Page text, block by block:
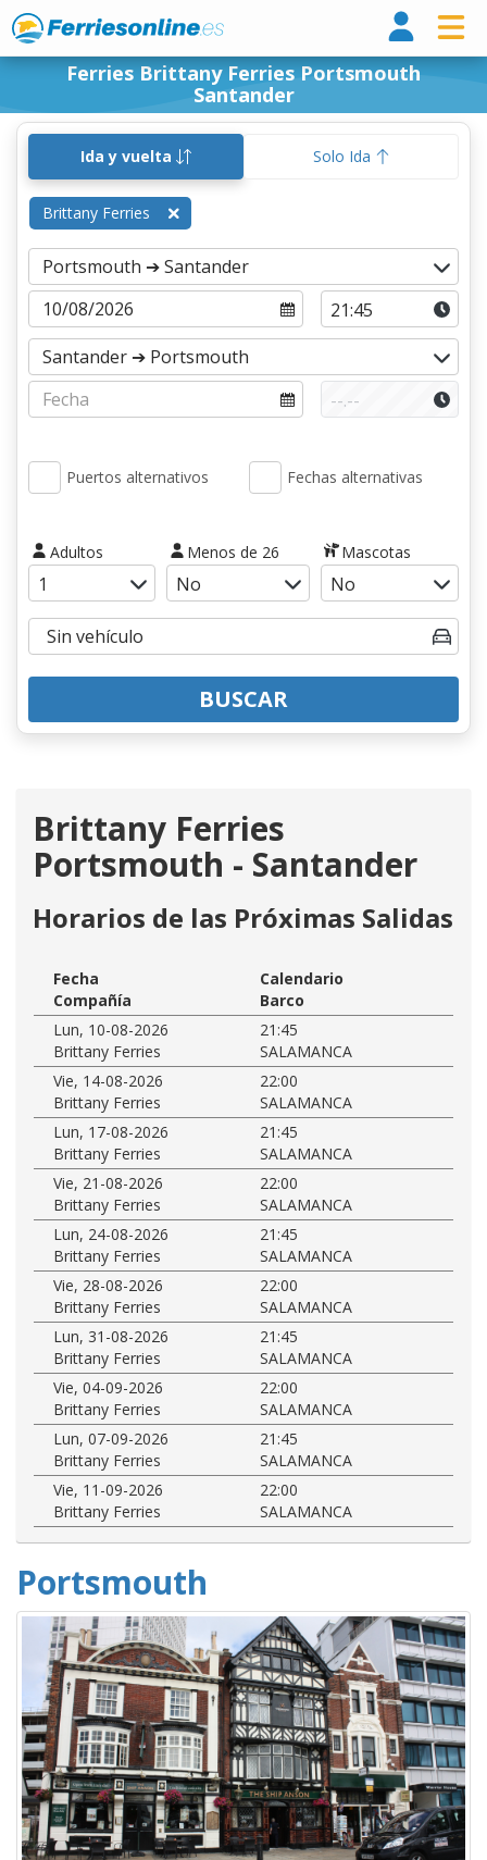
Ferries Brittany Ferries Portsmouth
Santander
Ida y vuelta Solo Ida
Brittany Ferries
Puertos alternativos Fechas alternativas
Adultos Menos de 26 Mascotas
BUSCAR
Brittany Ferries
Portsmouth - Santander
Horarios de las Próximas Salidas
Fecha
Calendario
Compañía
Barco
Lun, 10-08-2026
21:45
Brittany Ferries
SALAMANCA
Vie, 14-08-2026
22:00
Brittany Ferries
SALAMANCA
Lun, 17-08-2026
21:45
Brittany Ferries
SALAMANCA
Vie, 21-08-2026
22:00
Brittany Ferries
SALAMANCA
Lun, 24-08-2026
21:45
Brittany Ferries
SALAMANCA
Vie, 28-08-2026
22:00
Brittany Ferries
SALAMANCA
Lun, 31-08-2026
21:45
Brittany Ferries
SALAMANCA
Vie, 04-09-2026
22:00
Brittany Ferries
SALAMANCA
Lun, 07-09-2026
21:45
Brittany Ferries
SALAMANCA
Vie, 11-09-2026
22:00
Brittany Ferries
SALAMANCA
Portsmouth